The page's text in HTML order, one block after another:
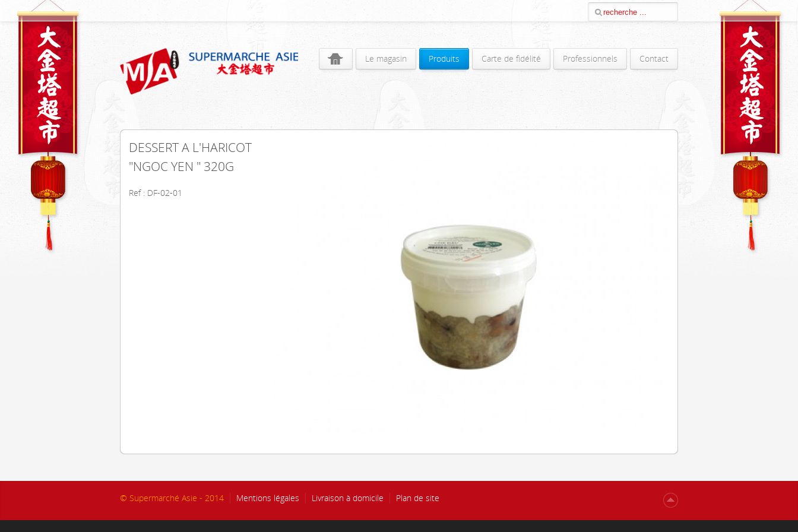
Le magasin Produits Carte de fidélité Professionnels Contact
DESSERT A L'HARICOT
"NGOC YEN " 320G
Ref : DF-02-01
© Supermarché Asie - 2014 Mentions légales Livraison à domicile Plan de site